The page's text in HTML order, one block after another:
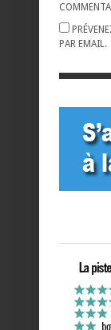
PAR EMAIL.